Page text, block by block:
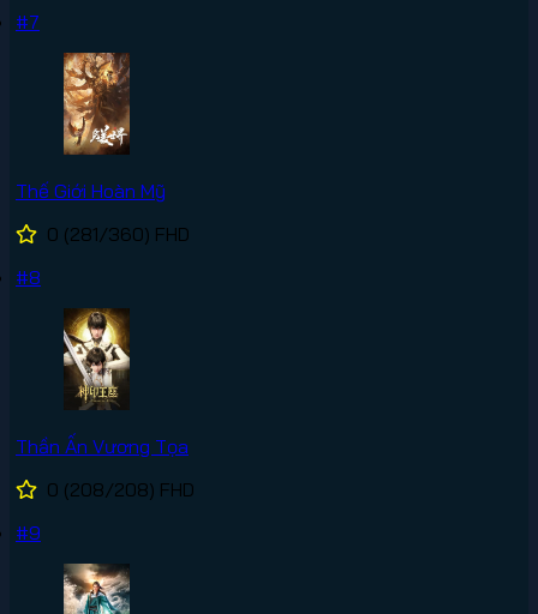
#7
Thế Giới Hoàn Mỹ
0 (281/360) FHD
#8
Thần Ấn Vương Tọa
0 (208/208) FHD
#9